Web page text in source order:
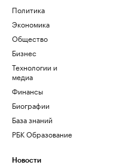
Политика
Экономика
Общество
Бизнес
Технологии и
медиа
Финансы
Биографии
База знаний
РБК Образование
Новости